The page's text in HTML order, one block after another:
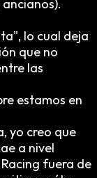
lo cual deja
que no
las
estamos en
yo creo que
a nivel
fuera de